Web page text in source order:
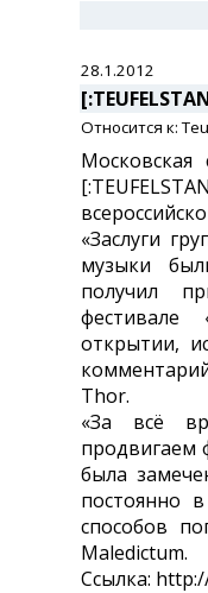
28.1.2012
Относится к:
«Заслуги
музыки
получил
фестивале
открытии,
Thor.
«За всё
продвигаем
была
постоянно
способов
Maledictum.
Ссылка: